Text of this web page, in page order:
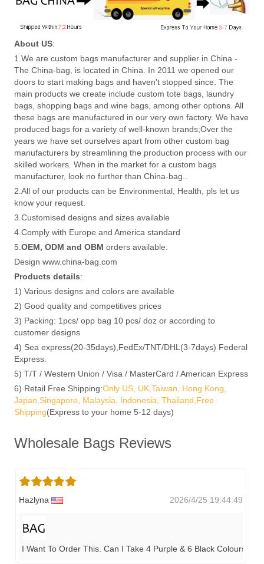
About US:
1.We are custom bags manufacturer and supplier in China -
The China-bag, is located in China. In 2011 we opened our
doors to start making bags and haven't stopped since. The
main products we create include custom tote bags, laundry
bags, shopping bags and wine bags, among other options. All
these bags are manufactured in our very own factory. We have
produced bags for a variety of well-known brands;Over the
years we have set ourselves apart from other custom bag
manufacturers by streamlining the production process with our
skilled workers. When in the market for a custom bags
manufacturer, look no further than China-bag..
2.All of our products can be Environmental, Health, pls let us
know your request.
3.Customised designs and sizes available
4.Comply with Europe and America standard
5. OEM, ODM and OBM orders available.
Design www.china-bag.com
Products details:
1) Various designs and colors are available
2) Good quality and competitives prices
3) Packing: 1pcs/ opp bag 10 pcs/ doz or according to
customer designs
4) Sea express(20-35days),FedEx/TNT/DHL(3-7days) Federal
Express.
5) T/T / Western Union / Visa / MasterCard / American Express
6) Retail Free Shipping:Only US, UK,Taiwan, Hong Kong,
Japan,Singapore, Malaysia, Indonesia, Thailand,Free
Shipping(Express to your home 5-12 days)
Wholesale Bags Reviews
Hazlyna 2026/4/25 19:44:49
I Want To Order This. Can I Take 4 Purple & 6 Black Colours